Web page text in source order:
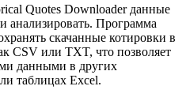
Quotes Downloader данные
анализировать. Программа
скачанные котировки в
CSV или TXT, что позволяет
данными в других
таблицах Excel.